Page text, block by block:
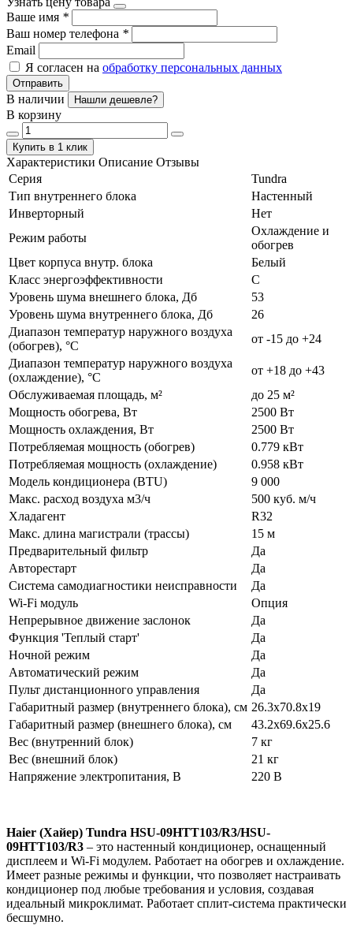
Ваше имя *
Ваш номер телефона *
Email
Я согласен на обработку персональных данных
Отправить
В наличии Нашли дешевле?
В корзину
Купить в 1 клик
Характеристики Описание Отзывы
Серия
Tundra
Тип внутреннего блока
Настенный
Инверторный
Нет
Режим работы
Охлаждение и
обогрев
Цвет корпуса внутр. блока
Белый
Класс энергоэффективности
C
Уровень шума внешнего блока, Дб
53
Уровень шума внутреннего блока, Дб
26
Диапазон температур наружного воздуха
(обогрев), °C
от -15 до +24
Диапазон температур наружного воздуха
(охлаждение), °C
от +18 до +43
Обслуживаемая площадь, м²
до 25 м²
Мощность обогрева, Вт
2500 Вт
Мощность охлаждения, Вт
2500 Вт
Потребляемая мощность (обогрев)
0.779 кВт
Потребляемая мощность (охлаждение)
0.958 кВт
Модель кондиционера (BTU)
9 000
Макс. расход воздуха м3/ч
500 куб. м/ч
Хладагент
R32
Макс. длина магистрали (трассы)
15 м
Предварительный фильтр
Да
Авторестарт
Да
Система самодиагностики неисправности
Да
Wi-Fi модуль
Опция
Непрерывное движение заслонок
Да
Функция 'Теплый старт'
Да
Ночной режим
Да
Автоматический режим
Да
Пульт дистанционного управления
Да
Габаритный размер (внутреннего блока), см 26.3x70.8x19
Габаритный размер (внешнего блока), см
43.2x69.6x25.6
Вес (внутренний блок)
7 кг
Вес (внешний блок)
21 кг
Напряжение электропитания, В
220 В
Haier (Хайер) Tundra HSU-09HTT103/R3/HSU-
09HTT103/R3 – это настенный кондиционер, оснащенный
дисплеем и Wi-Fi модулем. Работает на обогрев и охлаждение.
Имеет разные режимы и функции, что позволяет настраивать
кондиционер под любые требования и условия, создавая
идеальный микроклимат. Работает сплит-система практически
бесшумно.